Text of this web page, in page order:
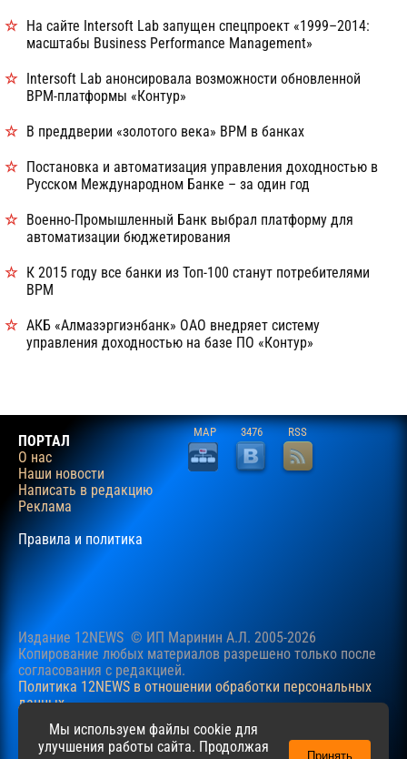
На сайте Intersoft Lab запущен спецпроект «1999–2014:
масштабы Business Рerformance Management»
Intersoft Lab анонсировала возможности обновленной
ВРМ-платформы «Контур»
В преддверии «золотого века» BPM в банках
Постановка и автоматизация управления доходностью в
Русском Международном Банке – за один год
Военно-Промышленный Банк выбрал платформу для
автоматизации бюджетирования
К 2015 году все банки из Топ-100 станут потребителями
BPM
АКБ «Алмазэргиэнбанк» ОАО внедряет систему
управления доходностью на базе ПО «Контур»
ПОРТАЛ
О нас
Наши новости
Написать в редакцию
Реклама
Правила и политика
MAP 3476 RSS
Издание 12NEWS © ИП Маринин А.Л. 2005-2026
Копирование любых материалов разрешено только после
согласования c редакцией.
Политика 12NEWS в отношении обработки персональных
данных
Наш сайт использует файлы cookie для учучшения
пользовательского опыта. Продолжая просматривать сайт,
Мы используем файлы cookie для
улучшения работы сайта. Продолжая
Принять